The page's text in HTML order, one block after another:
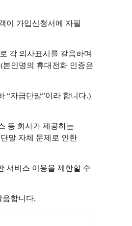
이 가입신청서에 자필
각 의사표시를 갈음하며
인명의 휴대전화 인증은
“자급단말”이라 합니다.)
등 회사가 제공하는
말 자체 문제로 인한
서비스 이용을 제한할 수
합니다.